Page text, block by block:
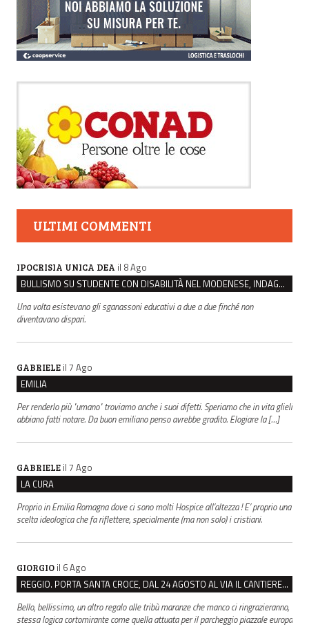
ULTIMI COMMENTI
IPOCRISIA UNICA DEA il 8 Ago
BULLISMO SU STUDENTE CON DISABILITÀ NEL MODENESE, INDAGATI DUE RAGAZZI DI 16 ANNI
Una volta esistevano gli sganassoni educativi a due a due finché non
diventavano dispari.
GABRIELE il 7 Ago
EMILIA
Per renderlo più "umano" troviamo anche i suoi difetti. Speriamo che in vita glieli
abbiano fatti notare. Da buon emiliano penso avrebbe gradito. Elogiare la […]
GABRIELE il 7 Ago
LA CURA
Proprio in Emilia Romagna dove ci sono molti Hospice all’altezza ! E’ proprio una
scelta ideologica che fa riflettere, specialmente (ma non solo) i cristiani.
GIORGIO il 6 Ago
REGGIO. PORTA SANTA CROCE, DAL 24 AGOSTO AL VIA IL CANTIERE PER IL NUOVO COLLETTORE FOGNARIO
Bello, bellissimo, un altro regalo alle tribù maranze che manco ci ringrazieranno,
stessa logica cortomirante come quella attuata per il parcheggio piazzale europa